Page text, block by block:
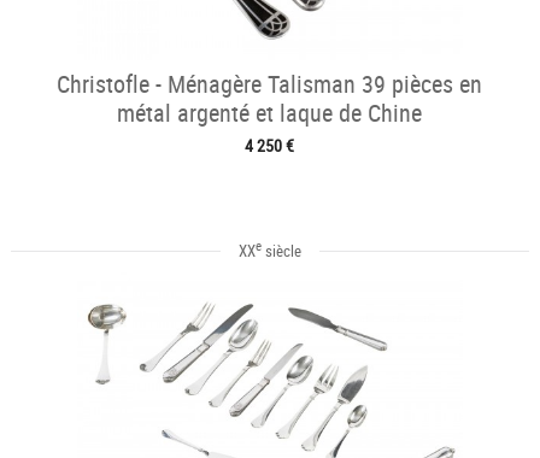
Christofle - Ménagère Talisman 39 pièces en
métal argenté et laque de Chine
4 250 €
XXesiècle